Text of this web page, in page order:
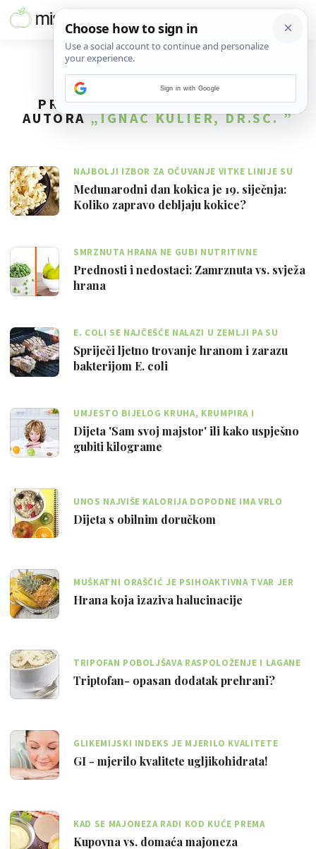
PRONAĐENO58REZULTATA ZA
AUTORA„IGNAC KULIER, DR.SC. ”
NAJBOLJI IZBOR ZA OČUVANJE VITKE LINIJE SU
KOKICE KOJE NISU PEČENE U ULJU
Međunarodni dan kokica je 19. siječnja:
Koliko zapravo debljaju kokice?
SMRZNUTA HRANA NE GUBI NUTRITIVNE
VRIJEDNOSTI AKO SE ZAMRZNE U ROKU OD 48
SATI
Prednosti i nedostaci: Zamrznuta vs. svježa
hrana
E. COLI SE NAJČEŠĆE NALAZI U ZEMLJI PA SU
NISKI PLODOVI POTENCIJALNO OPASNI
Spriječi ljetno trovanje hranom i zarazu
bakterijom E. coli
UMJESTO BIJELOG KRUHA, KRUMPIRA I
TJESTENINE, JEDI VOĆE I KUHANO POVRĆE
Dijeta 'Sam svoj majstor' ili kako uspješno
gubiti kilograme
UNOS NAJVIŠE KALORIJA DOPODNE IMA VRLO
POVOLJAN UTJECAJ NA GUBITAK KILOGRAMA
Dijeta s obilnim doručkom
MUŠKATNI ORAŠČIĆ JE PSIHOAKTIVNA TVAR JER
IZAZIVA TRBUŠNE BOLOVE I DEPRESIJU
Hrana koja izaziva halucinacije
TRIPOFAN POBOLJŠAVA RASPOLOŽENJE I LAGANE
OBLIKE DEPRESIJE
Triptofan- opasan dodatak prehrani?
GLIKEMIJSKI INDEKS JE MJERILO KVALITETE
UGLJIKOHIDRATA, ALI NE I KVANTITETE
GI - mjerilo kvalitete ugljikohidrata!
KAD SE MAJONEZA RADI KOD KUĆE PREMA
RECEPTURI SADRŽI JOŠ VIŠE MASNOĆE
Kupovna vs. domaća majoneza
Sign in with Google